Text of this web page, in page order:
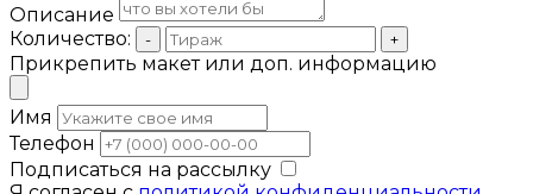
Описание
Количество:
- +
Прикрепить макет или доп. информацию
Имя
Телефон
Подписаться на рассылку